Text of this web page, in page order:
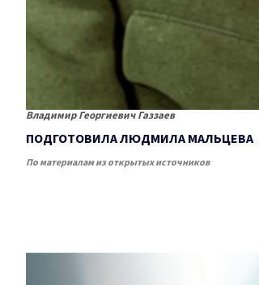
Владимир Георгиевич Газзаев
ПОДГОТОВИЛА ЛЮДМИЛА МАЛЬЦЕВА
По материалам из открытых источников